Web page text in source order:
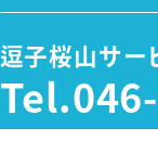
逗子桜山サー
Tel.